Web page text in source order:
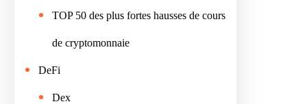
TOP 50 des plus fortes hausses de cours
de cryptomonnaie
DeFi
Dex